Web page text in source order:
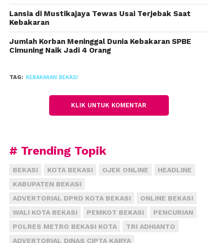
Lansia di Mustikajaya Tewas Usai Terjebak Saat
Kebakaran
Jumlah Korban Meninggal Dunia Kebakaran SPBE
Cimuning Naik Jadi 4 Orang
TAG: KEBAKARAN BEKASI
KLIK UNTUK KOMENTAR
# Trending Topik
BEKASI KOTA BEKASI OJEK ONLINE
HEADLINE
KABUPATEN BEKASI
ADVERTORIAL DPRD KOTA BEKASI
ONLINE BEKASI
WALI KOTA BEKASI
PEMKOT BEKASI
PENCURIAN
POLRES METRO BEKASI KOTA
TRI ADHIANTO
ADVERTORIAL DINAS CIPTA KARYA